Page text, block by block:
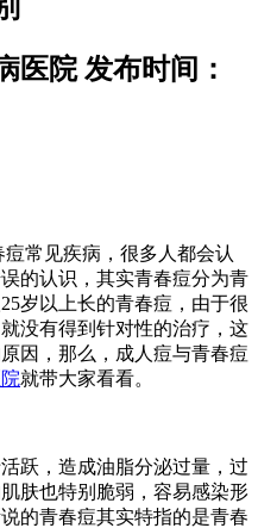
医院发布时间：
常见疾病，很多人都会认
的认识，其实青春痘分为青
岁以上长的青春痘，由于很
没有得到针对性的治疗，这
因，那么，成人痘与青春痘
就带大家看看。
，造成油脂分泌过量，过
肤也特别脆弱，容易感染形
的青春痘其实特指的是青春